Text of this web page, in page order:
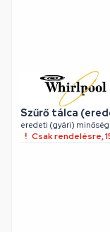
Szűrő tálca
eredeti (gyári) minőség
Csak rendelésre,